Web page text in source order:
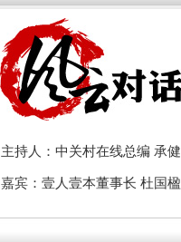
主持人：中关村在线总编 承健
嘉宾：壹人壹本董事长 杜国楹